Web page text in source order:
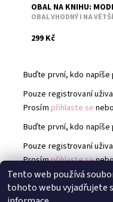
OBAL NA KNIHU:
OBAL VHODNÝ I NA
299 Kč
Buďte první, kdo
Pouze registrovaní
Prosím přihlaste se
Buďte první, kdo
Pouze registrovaní
Prosímpřihlaste se
Tento web používá
tohoto webu vyjadřujete